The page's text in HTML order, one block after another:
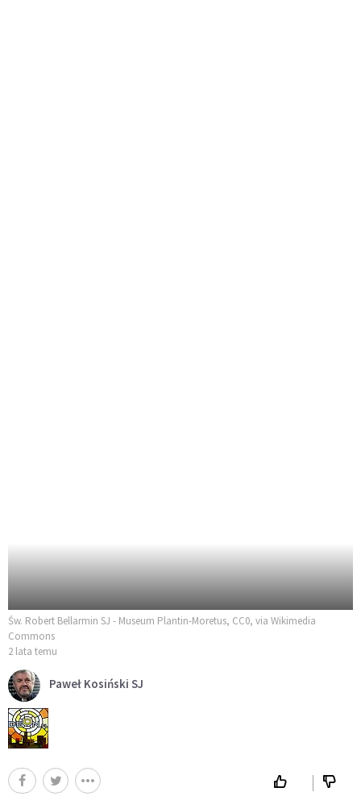
Św. Robert Bellarmin SJ - Museum Plantin-Moretus, CC0, via Wikimedia
Commons
2 lata temu
Paweł Kosiński SJ